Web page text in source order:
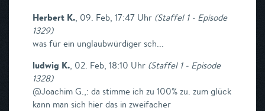
Herbert K., 09. Feb, 17:47 Uhr (Staffel 1 - Episode
1329)
was für ein unglaubwürdiger sch...
ludwig K., 02. Feb, 18:10 Uhr (Staffel 1 - Episode
1328)
@Joachim G.,: da stimme ich zu 100% zu. zum glück
kann man sich hier das in zweifacher